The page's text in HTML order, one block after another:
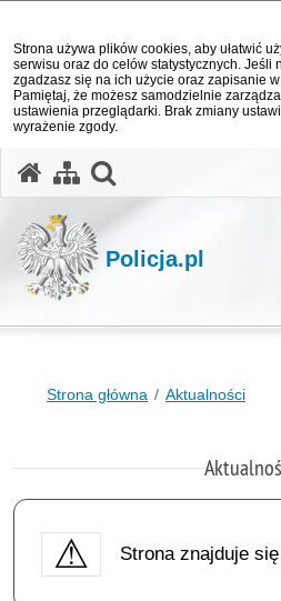
Strona używa plików cookies, aby ułatwić
serwisu oraz do celów statystycznych. Jeśli
zgadzasz się na ich użycie oraz zapisanie
Pamiętaj, że możesz samodzielnie
ustawienia przeglądarki. Brak zmiany
wyrażenie zgody.
Policja.pl
Strona główna Aktualności
Strona znajduje